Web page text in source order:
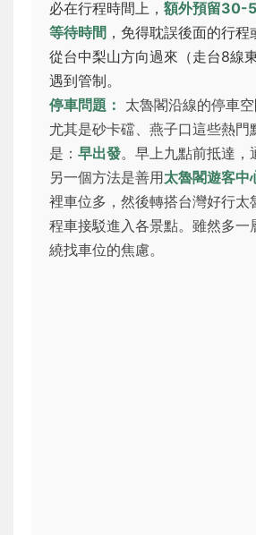
必在行程時間上， 額外預留30-
等待時間 ，免得耽誤後面的行程
從台中梨山方向過來（走台8線
遇到管制。
停車問題： 太魯閣沿線的停車空
尤其是砂卡礑、燕子口這些熱門
是： 早出發。早上九點前抵達，
另一個方法是善用太魯閣遊客中
裡車位多，然後轉搭台灣好行太
程車接駁進入各景點。雖然多一
繞找車位的焦慮。